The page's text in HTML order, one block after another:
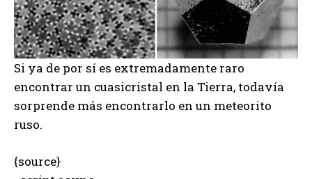
Si ya de por sí es extremadamente raro
encontrar un cuasicristal en la Tierra, todavía
sorprende más encontrarlo en un meteorito
ruso.
{source}